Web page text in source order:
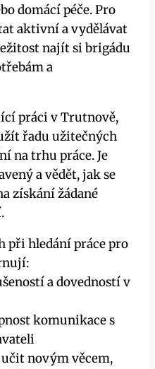
domácí péče. Pro
aktivní a vydělávat
najít si brigádu
a
práci v Trutnově,
řadu užitečných
na trhu práce. Je
a vědět, jak se
získání žádané
při hledání práce pro
a dovedností v
komunikace s
novým věcem,